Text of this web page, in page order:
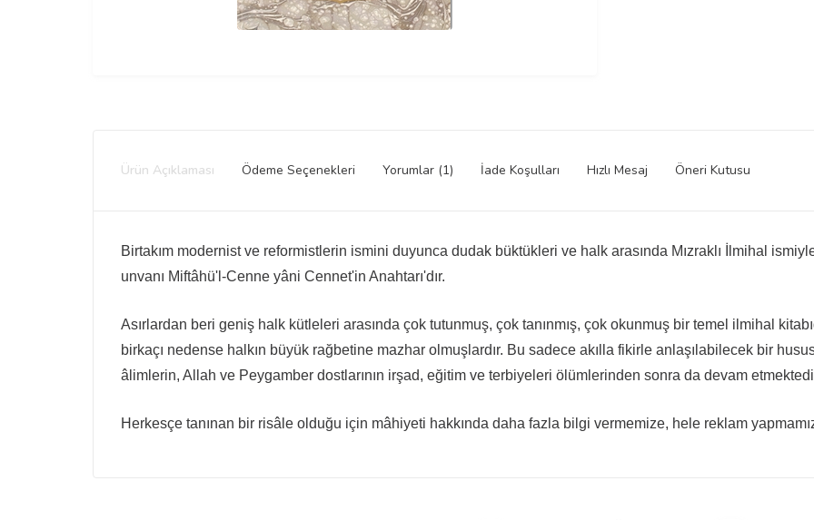
Ürün Açıklaması Ödeme Seçenekleri Yorumlar (1) İade Koşulları Hızlı Mesaj Öneri Kutusu
Birtakım modernist ve reformistlerin ismini duyunca dudak büktükleri ve halk arasında Mızraklı İlmihal
unvanı Miftâhü'l-Cenne yâni Cennet'in Anahtarı'dır.
Asırlardan beri geniş halk kütleleri arasında çok tutunmuş, çok tanınmış, çok okunmuş bir temel ilmihal
birkaçı nedense halkın büyük rağbetine mazhar olmuşlardır. Bu sadece akılla fikirle anlaşılabilecek bir husus
âlimlerin, Allah ve Peygamber dostlarının irşad, eğitim ve terbiyeleri ölümlerinden sonra da devam
Herkesçe tanınan bir risâle olduğu için mâhiyeti hakkında daha fazla bilgi vermemize, hele reklam